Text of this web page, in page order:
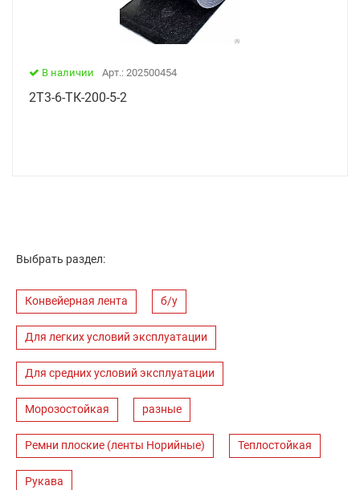
В наличии Арт.: 202500454
2Т3-6-ТК-200-5-2
Выбрать раздел:
Конвейерная лента б/у
Для легких условий эксплуатации
Для средних условий эксплуатации
Морозостойкая разные
Ремни плоские (ленты Норийные) Теплостойкая
Рукава